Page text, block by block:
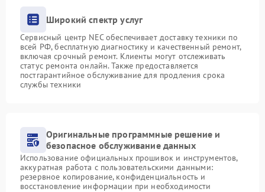
Широкий спектр услуг
Сервисный центр NEC обеспечивает доставку техники по
всей РФ, бесплатную диагностику и качественный ремонт,
включая срочный ремонт. Клиенты могут отслеживать
статус ремонта онлайн. Также предоставляется
постгарантийное обслуживание для продления срока
службы техники
Оригинальные программные решение и
безопасное обслуживание данных
Использование официальных прошивок и инструментов,
аккуратная работа с пользовательскими данными:
резервное копирование, конфиденциальность и
восстановление информации при необходимости